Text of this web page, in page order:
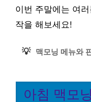
이번 주말에는 여
작을 해보세요!
💡 맥모닝 메뉴와
아침 맥모